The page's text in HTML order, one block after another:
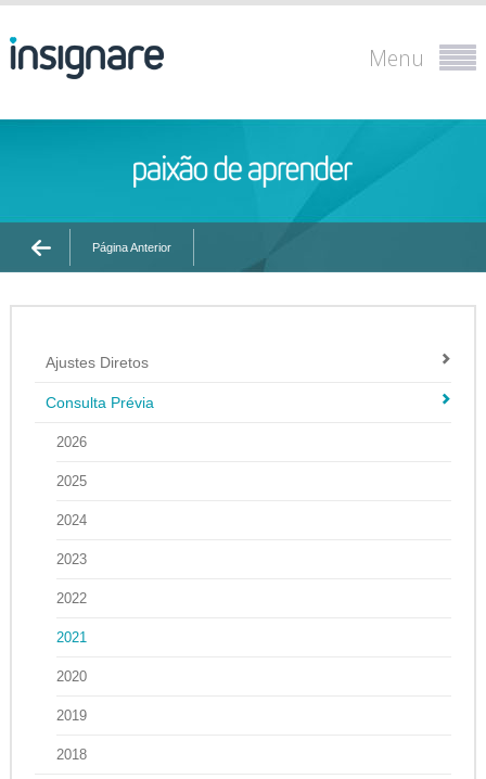
Menu
Página Anterior
Ajustes Diretos
Consulta Prévia
2026
2025
2024
2023
2022
2021
2020
2019
2018